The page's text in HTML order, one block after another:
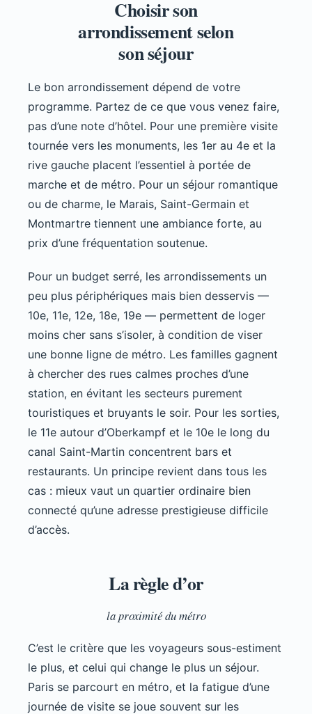
Choisir son
arrondissement selon
son séjour
Le bon arrondissement dépend de votre
programme. Partez de ce que vous venez faire,
pas d’une note d’hôtel. Pour une première visite
tournée vers les monuments, les 1er au 4e et la
rive gauche placent l’essentiel à portée de
marche et de métro. Pour un séjour romantique
ou de charme, le Marais, Saint-Germain et
Montmartre tiennent une ambiance forte, au
prix d’une fréquentation soutenue.
Pour un budget serré, les arrondissements un
peu plus périphériques mais bien desservis —
10e, 11e, 12e, 18e, 19e — permettent de loger
moins cher sans s’isoler, à condition de viser
une bonne ligne de métro. Les familles gagnent
à chercher des rues calmes proches d’une
station, en évitant les secteurs purement
touristiques et bruyants le soir. Pour les sorties,
le 11e autour d’Oberkampf et le 10e le long du
canal Saint-Martin concentrent bars et
restaurants. Un principe revient dans tous les
cas : mieux vaut un quartier ordinaire bien
connecté qu’une adresse prestigieuse difficile
d’accès.
La règle d’or
la proximité du métro
C’est le critère que les voyageurs sous-estiment
le plus, et celui qui change le plus un séjour.
Paris se parcourt en métro, et la fatigue d’une
journée de visite se joue souvent sur les